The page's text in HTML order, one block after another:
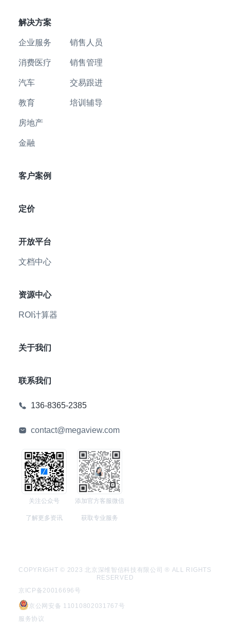
解决方案
企业服务
消费医疗
汽车
教育
房地产
金融
销售人员
销售管理
交易跟进
培训辅导
客户案例
定价
开放平台
文档中心
资源中心
ROI计算器
关于我们
联系我们
136-8365-2385
contact@megaview.com
关注公众号
了解更多资讯
添加官方客服微信
获取专业服务
COPYRIGHT © 2023 北京深维智信科技有限公司 ® ALL RIGHTS
RESERVED
京ICP备20016696号
京公网安备 11010802031767号
服务协议